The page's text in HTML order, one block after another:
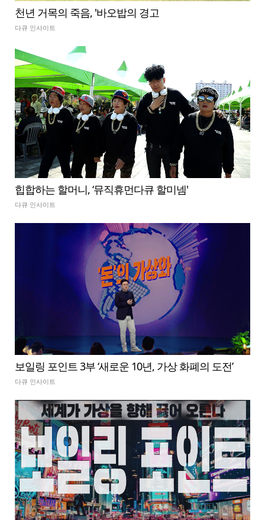
천년 거목의 죽음, '바오밥의 경고
다큐 인사이트
힙합하는 할머니, ‘뮤직휴먼다큐 할미넴'
다큐 인사이트
보일링 포인트 3부 ‘새로운 10년, 가상 화폐의 도전’
다큐 인사이트